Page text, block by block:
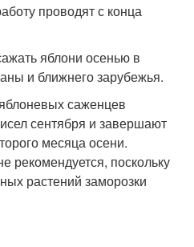
проводят с конца
яблони осенью в
и ближнего зарубежья.
саженцев
сентября и завершают
месяца осени.
рекомендуется, поскольку
растений заморозки